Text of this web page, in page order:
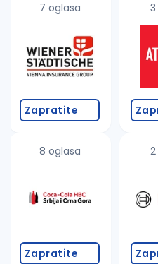
7 oglasa
Zapratite
8 oglasa
Zapratite